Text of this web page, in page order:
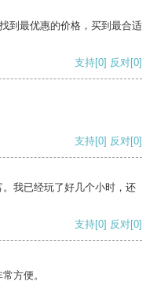
到最优惠的价格，买到最合适
支持[0] 反对[0]
支持[0] 反对[0]
我已经玩了好几个小时，还
支持[0] 反对[0]
方便。